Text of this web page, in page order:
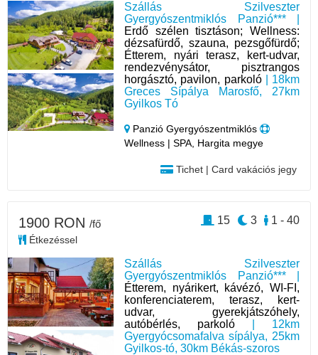
Szállás Szilveszter
Gyergyószentmiklós Panzió*** |
Erdő szélen tisztáson; Wellness:
dézsafürdő, szauna, pezsgőfürdő;
Étterem, nyári terasz, kert-udvar,
rendezvénysátor, pisztrangos
horgásztó, pavilon, parkoló| 18km
Greces Sípálya Marosfő, 27km
Gyilkos Tó
Panzió Gyergyószentmiklós
Wellness | SPA, Hargita megye
Tichet | Card vakációs jegy
Szállás Szilveszter
Gyergyószentmiklós Panzió*** |
Étterem, nyárikert, kávézó, WI-FI,
konferenciaterem, terasz, kert-
udvar, gyerekjátszóhely,
autóbérlés, parkoló | 12km
Gyergyócsomafalva sípálya, 25km
Gyilkos-tó, 30km Békás-szoros
1900 RON /fő
Étkezéssel
1 - 40
3
15